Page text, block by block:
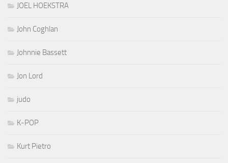
JOEL HOEKSTRA
John Coghlan
Johnnie Bassett
Jon Lord
judo
K-POP
Kurt Pietro